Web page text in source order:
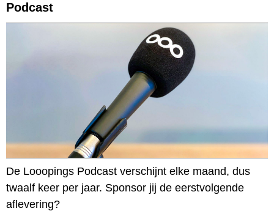
Podcast
De Looopings Podcast verschijnt elke maand, dus
twaalf keer per jaar. Sponsor jij de eerstvolgende
aflevering?